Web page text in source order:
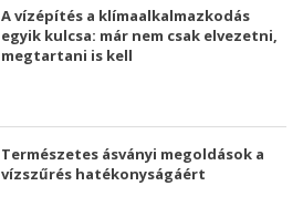
A vízépítés a klímaalkalmazkodás
egyik kulcsa: már nem csak elvezetni,
megtartani is kell
Természetes ásványi megoldások a
vízszűrés hatékonyságáért